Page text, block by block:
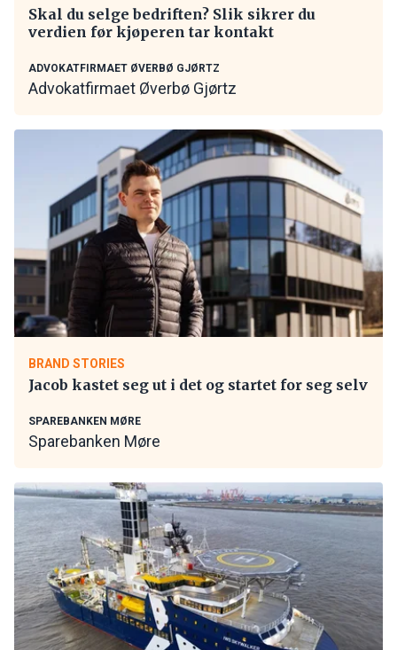
Skal du selge bedriften? Slik sikrer du
verdien før kjøperen tar kontakt
ADVOKATFIRMAET ØVERBØ GJØRTZ
Advokatfirmaet Øverbø Gjørtz
BRAND STORIES
Jacob kastet seg ut i det og startet for seg selv
SPAREBANKEN MØRE
Sparebanken Møre